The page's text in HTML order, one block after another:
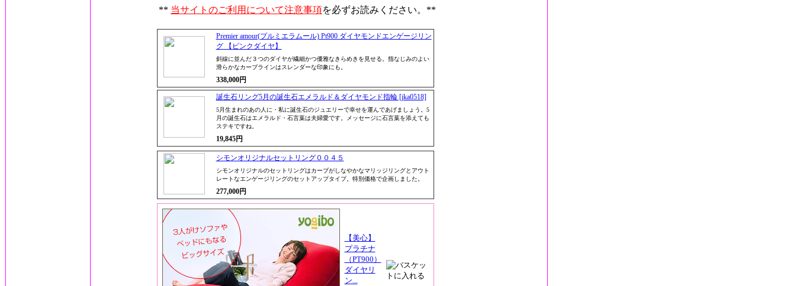
** 当サイトのご利用について注意事項を必ずお読みください。**
Premier amour(プルミエラムール) Pt900 ダイヤモンドエンゲージリン
グ 【ピンクダイヤ】
斜線に並んだ３つのダイヤが繊細かつ優雅なきらめきを見せる。指なじみのよい
滑らかなカーブラインはスレンダーな印象にも。
338,000円
誕生石リング5月の誕生石エメラルド＆ダイヤモンド指輪 [jka0518]
5月生まれのあの人に・私に誕生石のジュエリーで幸せを運んであげましょう。5
月の誕生石はエメラルド・石言葉は夫婦愛です。メッセージに石言葉を添えても
ステキですね。
19,845円
シモンオリジナルセットリング００４５
シモンオリジナルのセットリングはカーブがしなやかなマリッジリングとアウト
レートなエンゲージリングのセットアップタイプ。特別価格で企画しました。
277,000円
【美心】
プラチナ
（PT900）
ダイヤリ
ン...